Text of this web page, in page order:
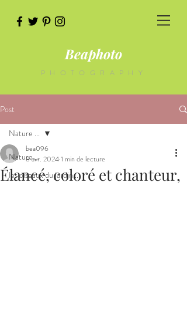
Beaphoto
PHOTOGRAPHY
Post
Nature ...
les oiseaux du jardin...
Nature ...
Élancé, coloré et chanteur,
bea096
8 avr. 20241 min de lecture